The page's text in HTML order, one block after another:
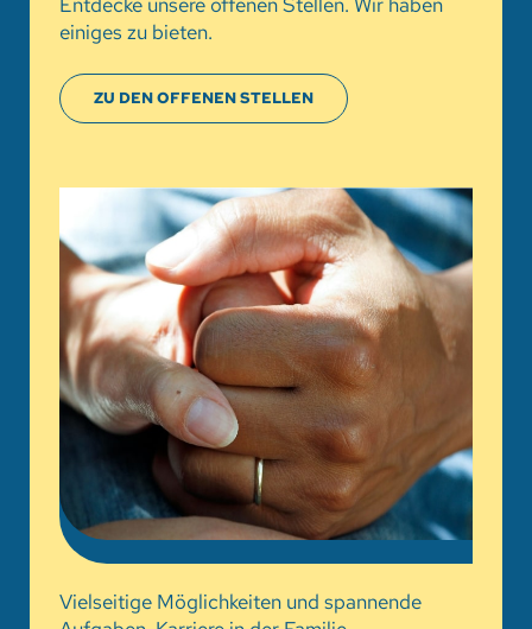
einiges zu bieten.
ZU DEN OFFENEN STELLEN
Vielseitige Möglichkeiten und spannende